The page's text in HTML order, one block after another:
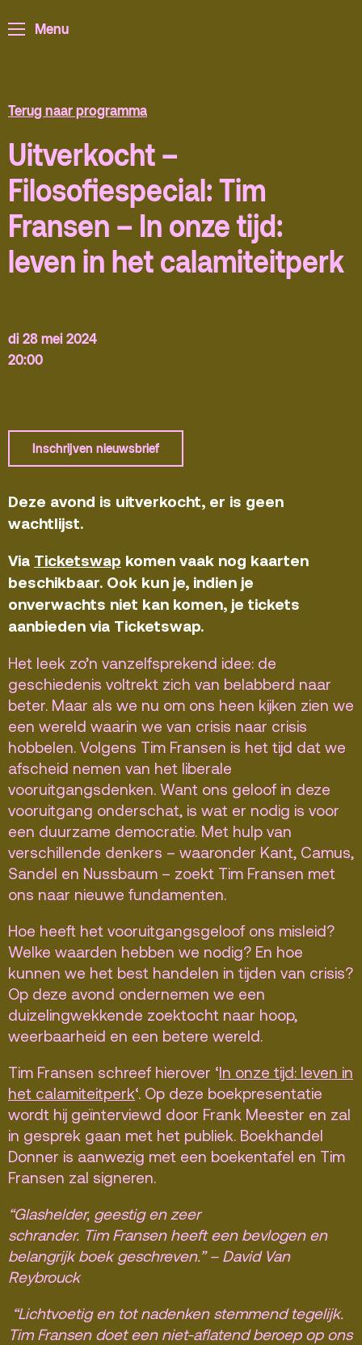
Menu
zalen
Zoeken
Faciliteiten &
& historie
& Logo’s
van Toezicht
Terug naar programma
Uitverkocht –
Filosofiespecial: Tim
Fransen – In onze tijd:
leven in het calamiteitperk
di 28 mei 2024
20:00
Inschrijven nieuwsbrief
Deze avond is uitverkocht, er is geen
wachtlijst.
Via Ticketswap komen vaak nog kaarten
beschikbaar. Ook kun je, indien je
onverwachts niet kan komen, je tickets
aanbieden via Ticketswap.
Het leek zo’n vanzelfsprekend idee: de
geschiedenis voltrekt zich van belabberd naar
beter. Maar als we nu om ons heen kijken zien we
een wereld waarin we van crisis naar crisis
hobbelen. Volgens Tim Fransen is het tijd dat we
afscheid nemen van het liberale
vooruitgangsdenken. Want ons geloof in deze
vooruitgang onderschat, is wat er nodig is voor
een duurzame democratie. Met hulp van
verschillende denkers – waaronder Kant, Camus,
Sandel en Nussbaum – zoekt Tim Fransen met
ons naar nieuwe fundamenten.
Hoe heeft het vooruitgangsgeloof ons misleid?
Welke waarden hebben we nodig? En hoe
kunnen we het best handelen in tijden van crisis?
Op deze avond ondernemen we een
duizelingwekkende zoektocht naar hoop,
weerbaarheid en een betere wereld.
Tim Fransen schreef hierover ‘ In onze tijd: leven in
het calamiteitperk‘. Op deze boekpresentatie
wordt hij geïnterviewd door Frank Meester en zal
in gesprek gaan met het publiek. Boekhandel
Donner is aanwezig met een boekentafel en Tim
Fransen zal signeren.
“Glashelder, geestig en zeer
schrander. Tim Fransen heeft een bevlogen en
belangrijk boek geschreven.” – David Van
Reybrouck
“Lichtvoetig en tot nadenken stemmend tegelijk.
Tim Fransen doet een niet-aflatend beroep op ons